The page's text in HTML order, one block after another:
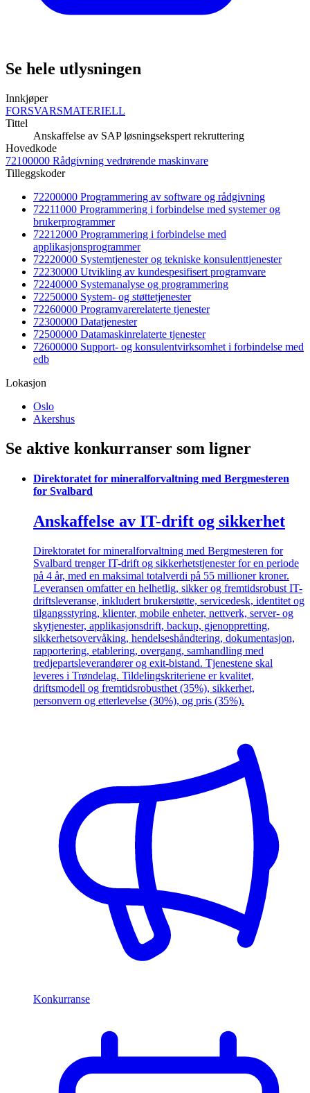
Se hele utlysningen
Innkjøper
FORSVARSMATERIELL
Tittel
Anskaffelse av SAP løsningsekspert rekruttering
Hovedkode
72100000 Rådgivning vedrørende maskinvare
Tilleggskoder
72200000 Programmering av software og rådgivning
72211000 Programmering i forbindelse med systemer og
brukerprogrammer
72212000 Programmering i forbindelse med
applikasjonsprogrammer
72220000 Systemtjenester og tekniske konsulenttjenester
72230000 Utvikling av kundespesifisert programvare
72240000 Systemanalyse og programmering
72250000 System- og støttetjenester
72260000 Programvarerelaterte tjenester
72300000 Datatjenester
72500000 Datamaskinrelaterte tjenester
72600000 Support- og konsulentvirksomhet i forbindelse med
edb
Lokasjon
Oslo
Akershus
Se aktive konkurranser som ligner
Direktoratet for mineralforvaltning med Bergmesteren
for Svalbard
Anskaffelse av IT-drift og sikkerhet
Direktoratet for mineralforvaltning med Bergmesteren for
Svalbard trenger IT-drift og sikkerhetstjenester for en periode
på 4 år, med en maksimal totalverdi på 55 millioner kroner.
Leveransen omfatter en helhetlig, sikker og fremtidsrobust IT-
driftsleveranse, inkludert brukerstøtte, servicedesk, identitet og
tilgangsstyring, klienter, mobile enheter, nettverk, server- og
skytjenester, applikasjonsdrift, backup, gjenoppretting,
sikkerhetsovervåking, hendelseshåndtering, dokumentasjon,
rapportering, etablering, overgang, samhandling med
tredjepartsleverandører og exit-bistand. Tjenestene skal
leveres i Trøndelag. Tildelingskriteriene er kvalitet,
driftsmodell og fremtidsrobusthet (35%), sikkerhet,
personvern og etterlevelse (30%), og pris (35%).
Konkurranse